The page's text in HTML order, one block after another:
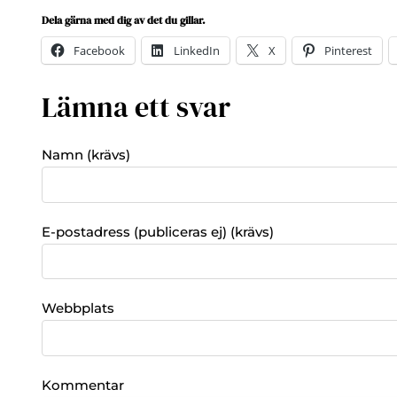
Dela gärna med dig av det du gillar.
Facebook LinkedIn X Pinterest
Lämna ett svar
Namn (krävs)
E-postadress (publiceras ej) (krävs)
Webbplats
Kommentar